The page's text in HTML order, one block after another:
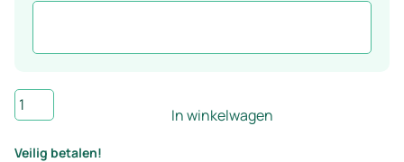
Wandtegel
handvorm
gebroken
In winkelwagen
Veilig betalen!